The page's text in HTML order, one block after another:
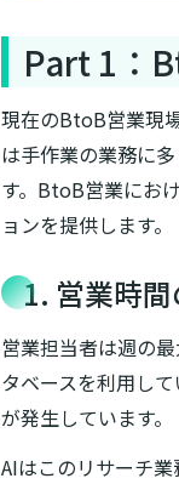
Part 1：
現在のBtoB営業現
は手作業の業務に
す。BtoB営業にお
ョンを提供します。
1. 営業時
営業担当者は週の
タベースを利用し
が発生しています。
AIはこのリサーチ